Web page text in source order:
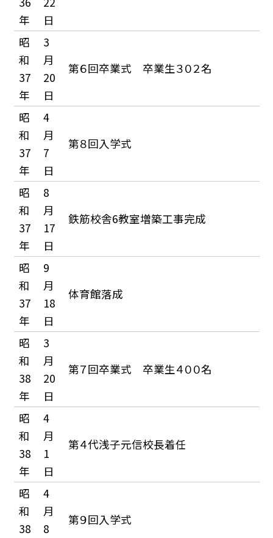
年
日
昭
和
37
年
3
月
20
日
第６回卒業式 卒業生３０２名
昭
和
37
年
4
月
7
日
第８回入学式
昭
和
37
年
8
月
17
日
鉄筋校舎6教室増築工事完成
昭
和
37
年
9
月
18
日
体育館落成
昭
和
38
年
3
月
20
日
第７回卒業式 卒業生４００名
昭
和
38
年
4
月
1
日
第４代浅子元信校長着任
昭
和
38
4
月
8
第９回入学式